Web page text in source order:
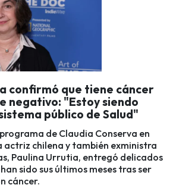
confirmó que tiene cáncer
negativo: "Estoy siendo
público de Salud"
de Claudia Conserva en
actriz chilena y también exministra
Paulina Urrutia, entregó delicados
sido sus últimos meses tras ser
cáncer.